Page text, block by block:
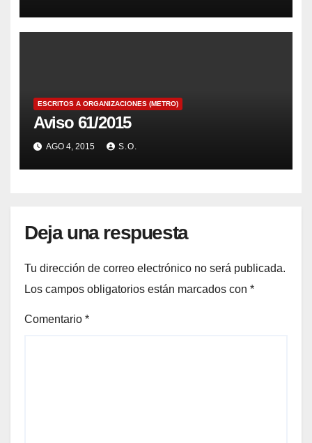
ESCRITOS A ORGANIZACIONES (METRO)
Aviso 61/2015
AGO 4, 2015 S.O.
Deja una respuesta
Tu dirección de correo electrónico no será publicada.
Los campos obligatorios están marcados con *
Comentario *